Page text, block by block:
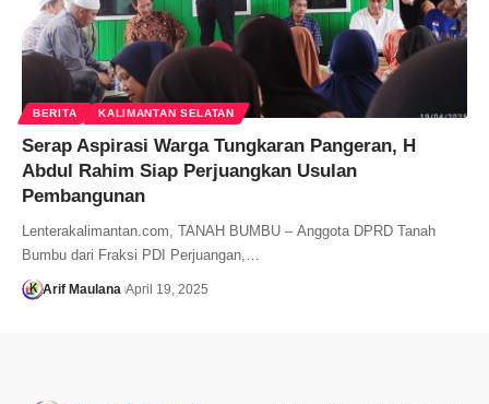
BERITA KALIMANTAN SELATAN
Serap Aspirasi Warga Tungkaran Pangeran, H
Abdul Rahim Siap Perjuangkan Usulan
Pembangunan
Lenterakalimantan.com, TANAH BUMBU – Anggota DPRD Tanah
Bumbu dari Fraksi PDI Perjuangan,…
Arif Maulana April 19, 2025